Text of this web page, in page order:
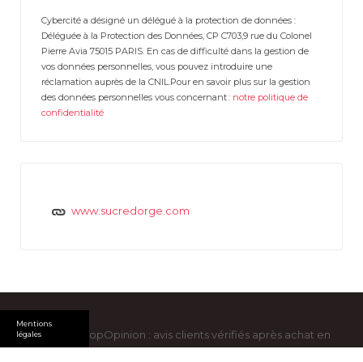
Mentions
légales
Cybercité a désigné un délégué à la protection de données :
Déléguée à la Protection des Données, CP C703,9 rue du Colonel
Pierre Avia 75015 PARIS. En cas de difficulté dans la gestion de
vos données personnelles, vous pouvez introduire une
réclamation auprès de la CNIL.Pour en savoir plus sur la gestion
des données personnelles vous concernant : notre politique de
confidentialité
www.sucredorge.com
Copyright ShopOpinion : avis clients vérifiés après achat en